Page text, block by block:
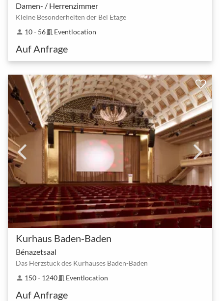
Damen- / Herrenzimmer
Kleine Besonderheiten der Bel Etage
person 10 - 56meeting_room Eventlocation
Auf Anfrage
Kurhaus Baden-Baden
Bénazetsaal
Das Herzstück des Kurhauses Baden-Baden
person 150 - 1240meeting_room Eventlocation
Auf Anfrage